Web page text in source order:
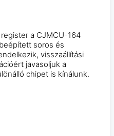
a CJMCU-164
soros és
visszaállítási
javasoljuk a
chipet is kínálunk.